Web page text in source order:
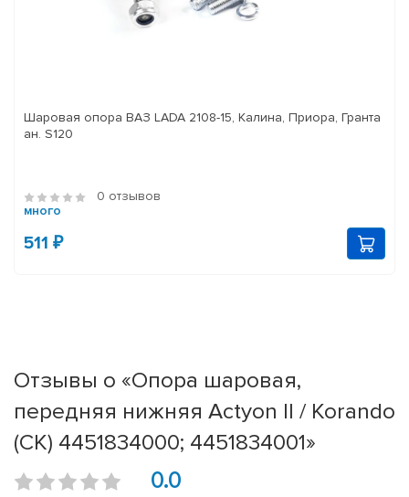
Шаровая опора ВАЗ LADA 2108-15, Калина, Приора, Гранта
ан. S120
0 отзывов
много
511 ₽
Отзывы о «Опора шаровая,
передняя нижняя Actyon II / Korando
(CK) 4451834000; 4451834001»
0.0